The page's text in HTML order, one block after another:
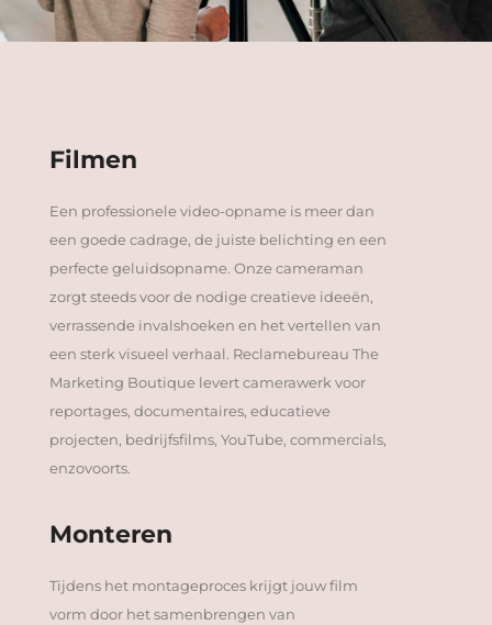
Filmen
Een professionele video-opname is meer dan
een goede cadrage, de juiste belichting en een
perfecte geluidsopname. Onze cameraman
zorgt steeds voor de nodige creatieve ideeën,
verrassende invalshoeken en het vertellen van
een sterk visueel verhaal. Reclamebureau The
Marketing Boutique levert camerawerk voor
reportages, documentaires, educatieve
projecten, bedrijfsfilms, YouTube, commercials,
enzovoorts.
Monteren
Tijdens het montageproces krijgt jouw film
vorm door het samenbrengen van